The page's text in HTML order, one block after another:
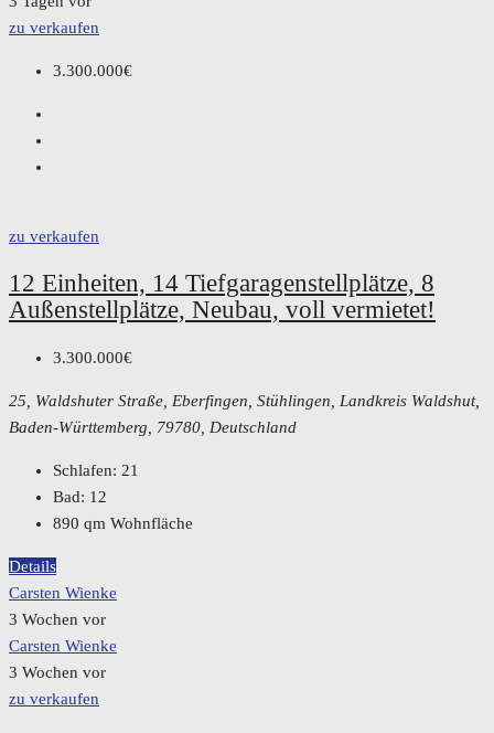
zu verkaufen
3.300.000€
zu verkaufen
12 Einheiten, 14 Tiefgaragenstellplätze, 8
Außenstellplätze, Neubau, voll vermietet!
3.300.000€
25, Waldshuter Straße, Eberfingen, Stühlingen, Landkreis Waldshut,
Baden-Württemberg, 79780, Deutschland
Schlafen: 21
Bad: 12
890 qm Wohnfläche
Details
Carsten Wienke
3 Wochen vor
Carsten Wienke
3 Wochen vor
zu verkaufen